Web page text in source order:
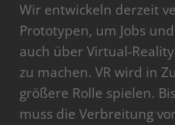
Wir entwickeln derzeit
Prototypen, um Jobs
auch über Virtual-
zu machen. VR wird in
größere Rolle spielen.
muss die Verbreitung